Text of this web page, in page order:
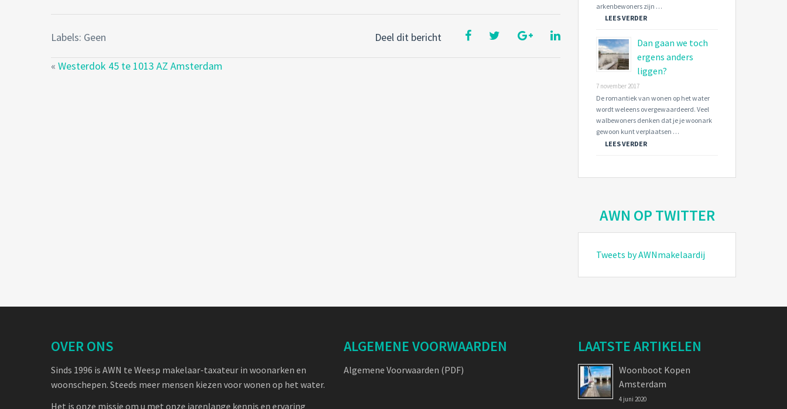
Deel dit bericht
Labels: Geen
« Westerdok 45 te 1013 AZ Amsterdam
arkenbewoners zijn …
LEES VERDER
Dan gaan we toch
ergens anders
liggen?
7 november 2017
De romantiek van wonen op het water
wordt weleens overgewaardeerd. Veel
walbewoners denken dat je je woonark
gewoon kunt verplaatsen …
LEES VERDER
AWN OP TWITTER
Tweets by AWNmakelaardij
OVER ONS
Sinds 1996 is AWN te Weesp makelaar-taxateur in woonarken en
woonschepen. Steeds meer mensen kiezen voor wonen op het water.
Het is onze missie om u met onze jarenlange kennis en ervaring
ALGEMENE VOORWAARDEN
Algemene Voorwaarden (PDF)
LAATSTE ARTIKELEN
Woonboot Kopen
Amsterdam
4 juni 2020